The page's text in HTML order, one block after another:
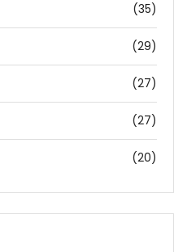
(35)
(29)
(27)
(27)
(20)